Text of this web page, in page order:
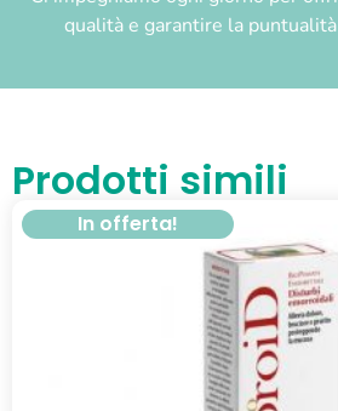
qualità e garantire la
Prodotti simili
In offerta!